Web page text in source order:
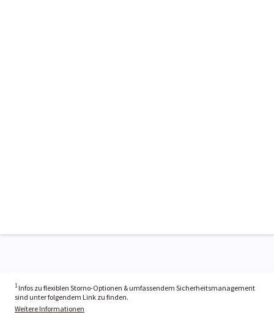
1 Infos zu flexiblen Storno-Optionen & umfassendem Sicherheitsmanagement
sind unter folgendem Link zu finden.
Weitere Informationen